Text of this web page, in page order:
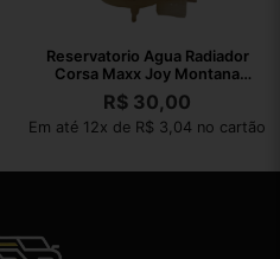
Reservatorio Agua Radiador
Corsa Maxx Joy Montana
02/12
R$ 30,00
Em até 12x de R$ 3,04 no cartão